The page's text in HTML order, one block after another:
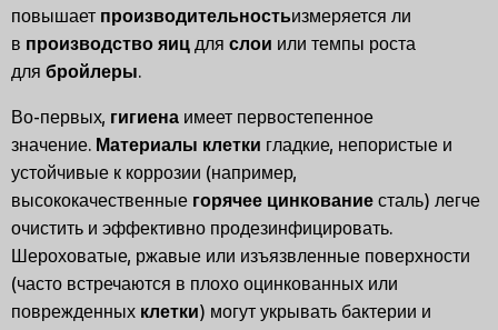
повышает производительностьизмеряется ли
в производство яиц для слои или темпы роста
для бройлеры.
Во-первых, гигиена имеет первостепенное
значение. Материалы клетки гладкие, непористые и
устойчивые к коррозии (например,
высококачественные горячее цинкование сталь) легче
очистить и эффективно продезинфицировать.
Шероховатые, ржавые или изъязвленные поверхности
(часто встречаются в плохо оцинкованных или
поврежденных клетки) могут укрывать бактерии и